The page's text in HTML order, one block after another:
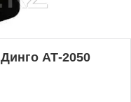
АТ-2050